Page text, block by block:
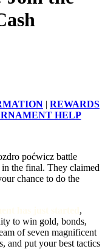
| REWARDS
HELP
poćwicz battle
the final. They claimed
chance to do the
,
to win gold, bonds,
of seven magnificent
and put your best tactics